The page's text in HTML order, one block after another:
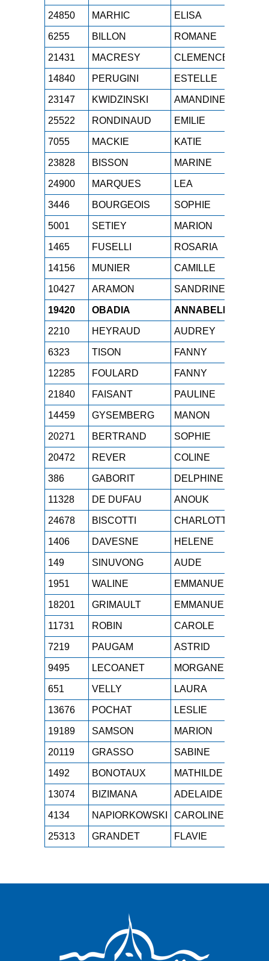
24850 MARHIC ELISA
6255 BILLON ROMANE
21431 MACRESY CLEMENCE
14840 PERUGINI ESTELLE
23147 KWIDZINSKI AMANDINE
25522 RONDINAUD EMILIE
7055 MACKIE KATIE
23828 BISSON MARINE
24900 MARQUES LEA
3446 BOURGEOIS SOPHIE
5001 SETIEY MARION
1465 FUSELLI ROSARIA
14156 MUNIER CAMILLE
10427 ARAMON SANDRINE
19420 OBADIA ANNABELLE
2210 HEYRAUD AUDREY
6323 TISON FANNY
12285 FOULARD FANNY
21840 FAISANT PAULINE
14459 GYSEMBERG MANON
20271 BERTRAND SOPHIE
20472 REVER COLINE
386 GABORIT DELPHINE
11328 DE DUFAU ANOUK
24678 BISCOTTI CHARLOTTE
1406 DAVESNE HELENE
149 SINUVONG AUDE
1951 WALINE EMMANUELLE
18201 GRIMAULT EMMANUELLE
11731 ROBIN CAROLE
7219 PAUGAM ASTRID
9495 LECOANET MORGANE
651 VELLY LAURA
13676 POCHAT LESLIE
19189 SAMSON MARION
20119 GRASSO SABINE
1492 BONOTAUX MATHILDE
13074 BIZIMANA ADELAIDE
4134 NAPIORKOWSKI CAROLINE
25313 GRANDET FLAVIE